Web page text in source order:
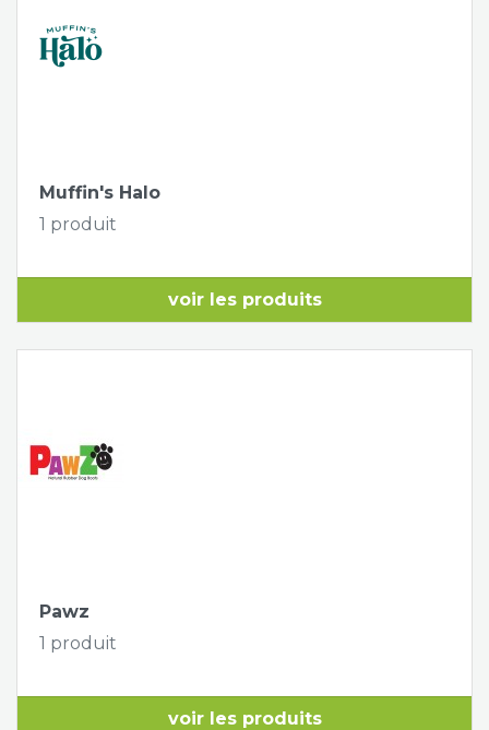
Muffin's Halo
1 produit
voir les produits
Pawz
1 produit
voir les produits